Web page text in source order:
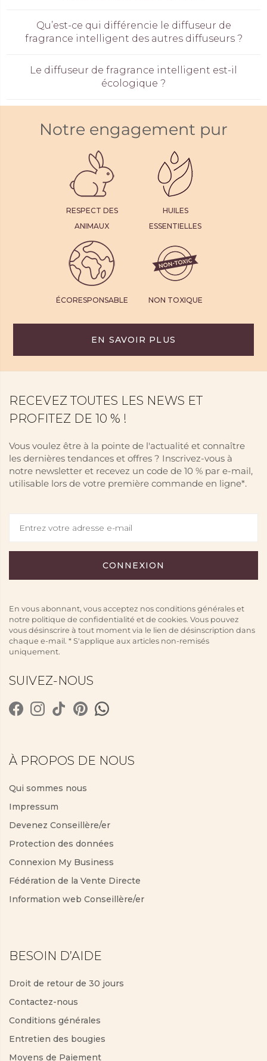
Qu’est-ce qui différencie le diffuseur de
fragrance intelligent des autres diffuseurs ?
Le diffuseur de fragrance intelligent est-il
écologique ?
Notre engagement pur
RESPECT DES
ANIMAUX
HUILES
ESSENTIELLES
ÉCORESPONSABLE NON TOXIQUE
EN SAVOIR PLUS
RECEVEZ TOUTES LES NEWS ET
PROFITEZ DE 10 % !
Vous voulez être à la pointe de l'actualité et connaître
les dernières tendances et offres ? Inscrivez-vous à
notre newsletter et recevez un code de 10 % par e-mail,
utilisable lors de votre première commande en ligne*.
En vous abonnant, vous acceptez nos conditions générales et
notre politique de confidentialité et de cookies. Vous pouvez
vous désinscrire à tout moment via le lien de désinscription dans
chaque e-mail. * S'applique aux articles non-remisés
uniquement.
SUIVEZ-NOUS
À PROPOS DE NOUS
Qui sommes nous
Impressum
Devenez Conseillère/er
Protection des données
Connexion My Business
Fédération de la Vente Directe
Information web Conseillère/er
BESOIN D’AIDE
Droit de retour de 30 jours
Contactez-nous
Conditions générales
Entretien des bougies
Moyens de Paiement